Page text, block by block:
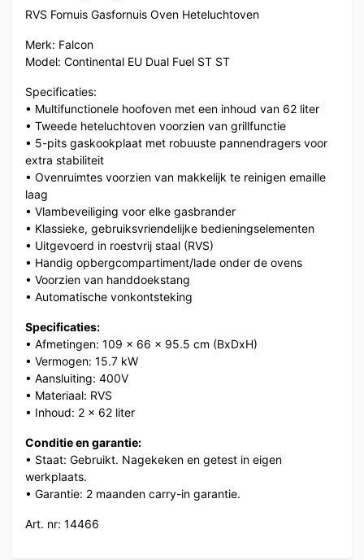
RVS Fornuis Gasfornuis Oven Heteluchtoven
Merk: Falcon
Model: Continental EU Dual Fuel ST ST
Specificaties:
• Multifunctionele hoofoven met een inhoud van 62 liter
• Tweede heteluchtoven voorzien van grillfunctie
• 5-pits gaskookplaat met robuuste pannendragers voor
extra stabiliteit
• Ovenruimtes voorzien van makkelijk te reinigen emaille
laag
• Vlambeveiliging voor elke gasbrander
• Klassieke, gebruiksvriendelijke bedieningselementen
• Uitgevoerd in roestvrij staal (RVS)
• Handig opbergcompartiment/lade onder de ovens
• Voorzien van handdoekstang
• Automatische vonkontsteking
Specificaties:
• Afmetingen: 109 x 66 x 95.5 cm (BxDxH)
• Vermogen: 15.7 kW
• Aansluiting: 400V
• Materiaal: RVS
• Inhoud: 2 x 62 liter
Conditie en garantie:
• Staat: Gebruikt. Nagekeken en getest in eigen
werkplaats.
• Garantie: 2 maanden carry-in garantie.
Art. nr: 14466